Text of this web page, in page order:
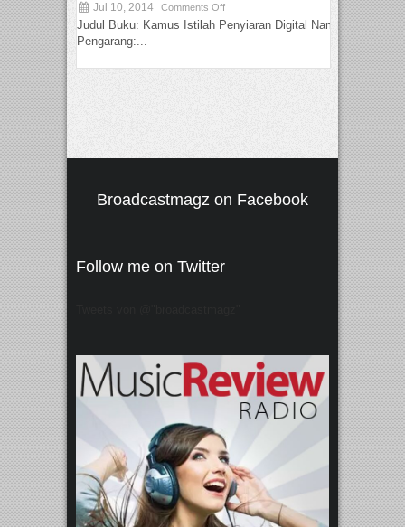
Jul 10, 2014 Comments Off
Judul Buku: Kamus Istilah Penyiaran Digital Nama
Pengarang:...
Broadcastmagz on Facebook
Follow me on Twitter